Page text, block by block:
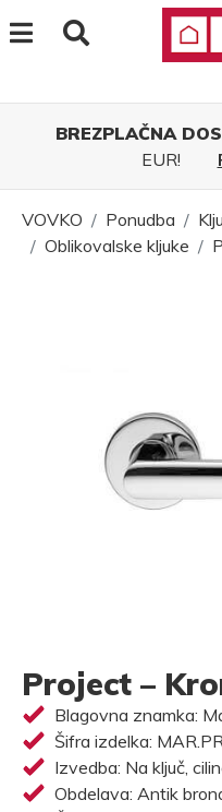
BREZPLAČNA
EUR!
VOVKO Ponudba
Oblikovalske kljuke
Project –
Blagovna znamka:
Šifra izdelka:
Izvedba: Na ključ,
Obdelava: Antik